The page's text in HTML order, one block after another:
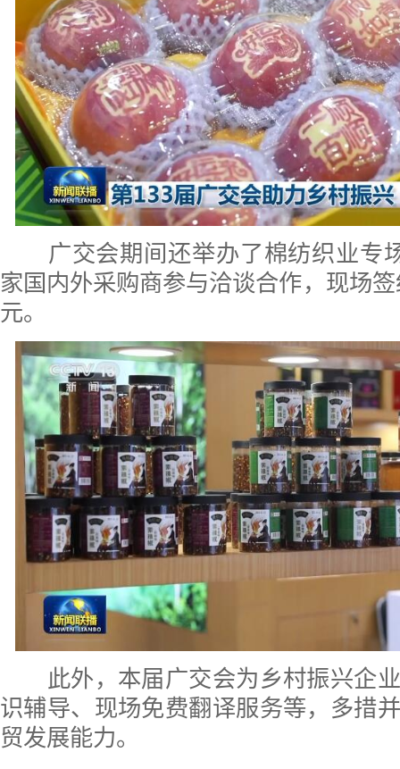
广交会期间还举办了棉纺织业专
家国内外采购商参与洽谈合作，现场
元。
此外，本届广交会为乡村振兴企业
识辅导、现场免费翻译服务等，多措
贸发展能力。